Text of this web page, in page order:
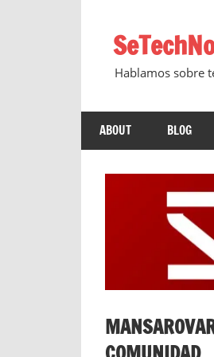
contenido
Hablamos sobre
ABOUT BLOG